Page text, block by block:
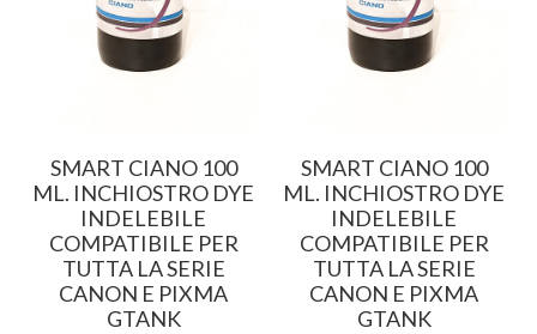
SMART CIANO 100
ML. INCHIOSTRO DYE
INDELEBILE
COMPATIBILE PER
TUTTA LA SERIE
CANON E PIXMA
GTANK
SMART CIANO 100
ML. INCHIOSTRO DYE
INDELEBILE
COMPATIBILE PER
TUTTA LA SERIE
CANON E PIXMA
GTANK